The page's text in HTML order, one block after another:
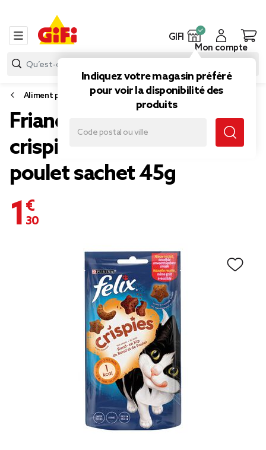
GIFI
Indiquez votre magasin préféré
pour voir la disponibilité des
produits
Mon compte
Aliment pour chat
Friandise pour chat Félix
crispies saveur boeuf et
poulet sachet 45g
1,30 €